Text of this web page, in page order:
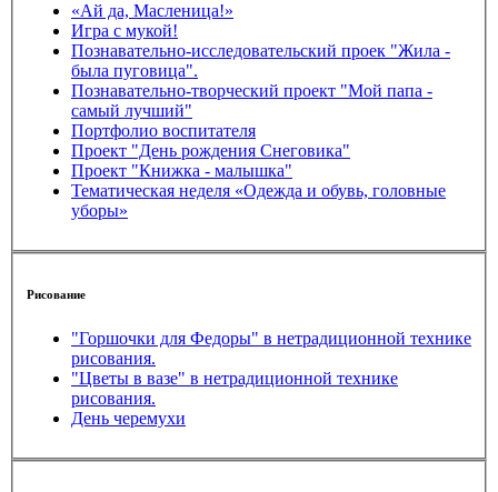
«Ай да, Масленица!»
Игра с мукой!
Познавательно-исследовательский проек "Жила -
была пуговица".
Познавательно-творческий проект "Мой папа -
самый лучший"
Портфолио воспитателя
Проект "День рождения Снеговика"
Проект "Книжка - малышка"
Тематическая неделя «Одежда и обувь, головные
уборы»
Рисование
"Горшочки для Федоры" в нетрадиционной технике
рисования.
"Цветы в вазе" в нетрадиционной технике
рисования.
День черемухи